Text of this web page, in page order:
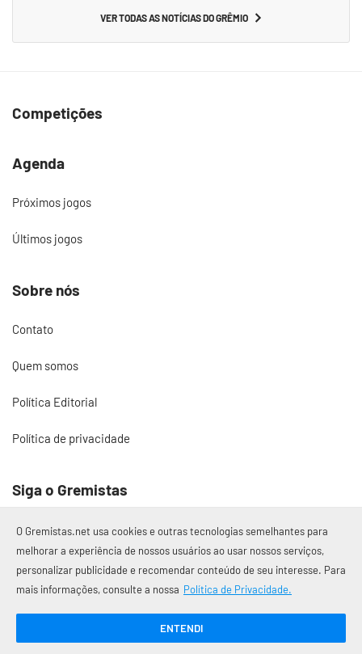
VER TODAS AS NOTÍCIAS DO GRÊMIO
Competições
Agenda
Próximos jogos
Últimos jogos
Sobre nós
Contato
Quem somos
Política Editorial
Política de privacidade
Siga o Gremistas
© 2017 – 2026 Gremistas.net
Gremistas.net — Porto Alegre/RS
O Gremistas.net usa cookies e outras tecnologias semelhantes para
melhorar a experiência de nossos usuários ao usar nossos serviços,
personalizar publicidade e recomendar conteúdo de seu interesse. Para
mais informações, consulte a nossa Política de Privacidade.
ENTENDI